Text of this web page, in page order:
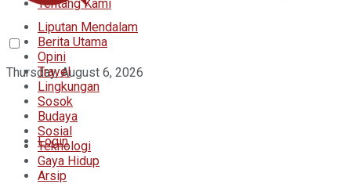
Tentang Kami
Thursday, August 6, 2026
Login
Liputan Mendalam
Berita Utama
Opini
Travel
Lingkungan
Sosok
Budaya
Sosial
Teknologi
Gaya Hidup
Arsip